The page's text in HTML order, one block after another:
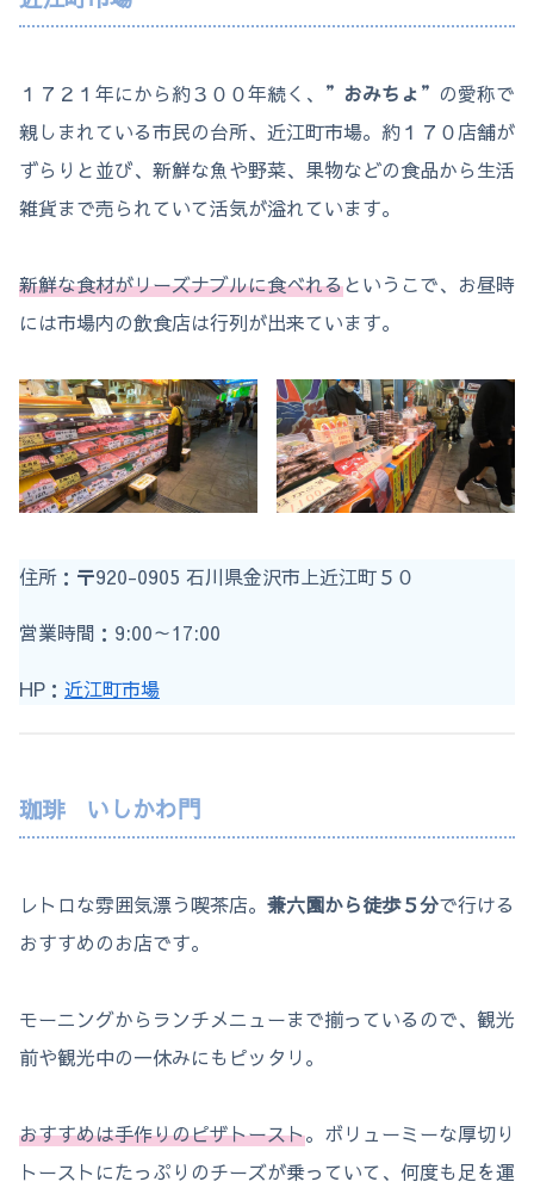
１７２１年にから約３００年続く、” おみちょ”の愛称で
親しまれている市民の台所、近江町市場。約１７０店舗が
ずらりと並び、新鮮な魚や野菜、果物などの食品から生活
雑貨まで売られていて活気が溢れています。
新鮮な食材がリーズナブルに食べれるというこで、お昼時
には市場内の飲食店は行列が出来ています。
住所：〒920-0905 石川県金沢市上近江町５０
営業時間：9:00～17:00
HP： 近江町市場
珈琲 いしかわ門
レトロな雰囲気漂う喫茶店。 兼六園から徒歩５分で行ける
おすすめのお店です。
モーニングからランチメニューまで揃っているので、観光
前や観光中の一休みにもピッタリ。
おすすめは手作りのピザトースト。ボリューミーな厚切り
トーストにたっぷりのチーズが乗っていて、何度も足を運